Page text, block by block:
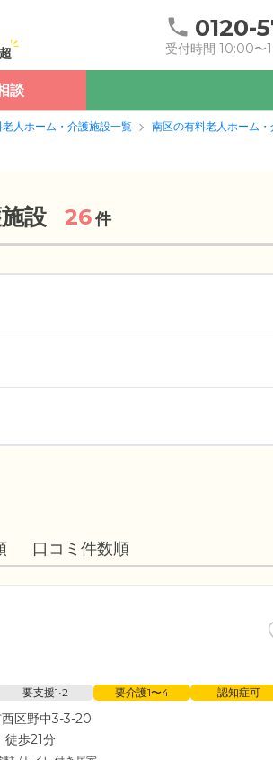
0120-
受付時間 10:00〜
談
人ホーム・介護施設一覧 南区の有料老人ホーム
設 26件
口コミ件数順
要支援1•2 要介護1〜4 認知症可
区野中3-3-20
徒歩21分